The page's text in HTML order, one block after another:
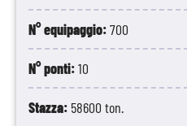
N° equipaggio:700
N° ponti:10
Stazza: 58600 ton.